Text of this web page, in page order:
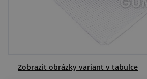
Centrum poptávek
Zobrazit obrázky variant v tabulce